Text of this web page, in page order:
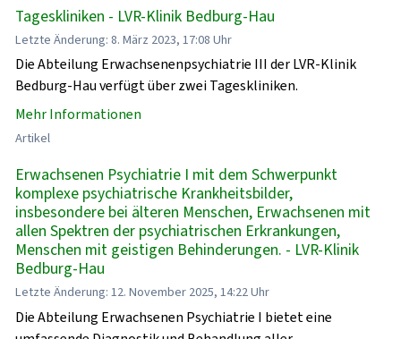
Tageskliniken - LVR-Klinik Bedburg-Hau
Letzte Änderung: 8. März 2023, 17:08 Uhr
Die Abteilung Erwachsenenpsychiatrie III der LVR-Klinik
Bedburg-Hau verfügt über zwei Tageskliniken.
Mehr Informationen
Artikel
Erwachsenen Psychiatrie I mit dem Schwerpunkt
komplexe psychiatrische Krankheitsbilder,
insbesondere bei älteren Menschen, Erwachsenen mit
allen Spektren der psychiatrischen Erkrankungen,
Menschen mit geistigen Behinderungen. - LVR-Klinik
Bedburg-Hau
Letzte Änderung: 12. November 2025, 14:22 Uhr
Die Abteilung Erwachsenen Psychiatrie I bietet eine